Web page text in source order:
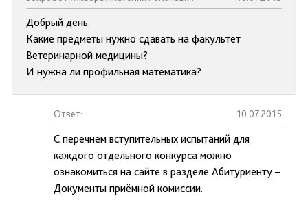
Добрый день.
Какие предметы нужно сдавать на факультет
Ветеринарной медицины?
И нужна ли профильная математика?
Ответ: 10.07.2015
С перечнем вступительных испытаний для
каждого отдельного конкурса можно
ознакомиться на сайте в разделе Абитуриенту –
Документы приёмной комиссии.